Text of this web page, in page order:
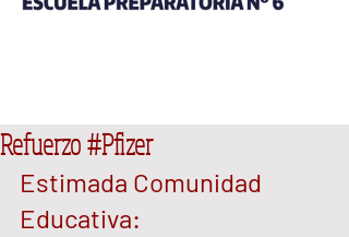
Refuerzo #Pfizer
Estimada Comunidad
Educativa: